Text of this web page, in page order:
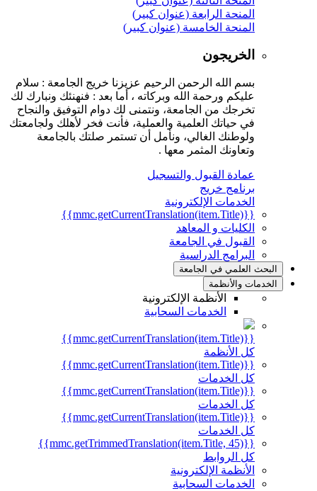
المنحة الرابعة (عنوان كبير)
المنحة الخامسة (عنوان كبير)
الخريجون
بسم الله الرحمن الرحيم عزيزنا خريج الجامعة : سلام
عليكم ورحمة الله وبركاته ، أما بعد : فنهنئك ونبارك لك
تخرجك من الجامعة، ونتمنى لك دوام التوفيق والنجاح
في حياتك العلمية والعملية، فأنت فخر لأهلك ولجامعتك
ولوطنك الغالي، ونأمل أن تستمر صلتك بالجامعة
وتعاونك المثمر معها .
عمادة القبول والتسجيل
برنامج خريج
الخدمات الإلكترونية
{{mmc.getCurrentTranslation(item.Title)}}
الكليات و المعاهد
القبول في الجامعة
البرامج الدراسية
البحث العلمي في الجامعة
الخدمات والأنظمة
الأنظمة الإلكترونية
الخدمات السحابية
{{mmc.getCurrentTranslation(item.Title)}}
كل الأنظمة
{{mmc.getCurrentTranslation(item.Title)}}
كل الخدمات
{{mmc.getCurrentTranslation(item.Title)}}
كل الخدمات
{{mmc.getCurrentTranslation(item.Title)}}
كل الخدمات
{{mmc.getTrimmedTranslation(item.Title, 45)}}
كل الروابط
الأنظمة الإلكترونية
الخدمات السحابية